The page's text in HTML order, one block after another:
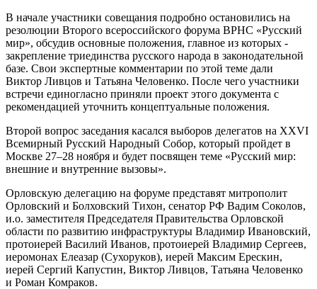
В начале участники совещания подробно остановились на
резолюции Второго всероссийского форума ВРНС «Русский
мир», обсудив основные положения, главное из которых -
закрепление триединства русского народа в законодательной
базе. Свои экспертные комментарии по этой теме дали
Виктор Ливцов и Татьяна Человенко. После чего участники
встречи единогласно приняли проект этого документа с
рекомендацией уточнить концептуальные положения.
Второй вопрос заседания касался выборов делегатов на ХХVI
Всемирный Русский Народный Собор, который пройдет в
Москве 27–28 ноября и будет посвящен теме «Русский мир:
внешние и внутренние вызовы».
Орловскую делегацию на форуме представят митрополит
Орловский и Болховский Тихон, сенатор РФ Вадим Соколов,
и.о. заместителя Председателя Правительства Орловской
области по развитию инфраструктуры Владимир Ивановский,
протоиерей Василий Иванов, протоиерей Владимир Сергеев,
иеромонах Елеазар (Сухоруков), иерей Максим Ерескин,
иерей Сергий Капустин, Виктор Ливцов, Татьяна Человенко
и Роман Комраков.